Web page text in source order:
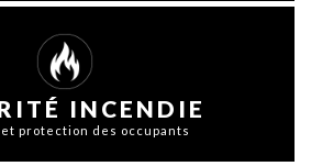
INCENDIE
protection des occupants